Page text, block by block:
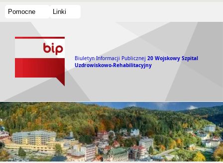
Pomocne Linki
Biuletyn Informacji Publicznej 20 Wojskowy Szpital
Uzdrowiskowo-Rehabilitacyjny